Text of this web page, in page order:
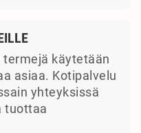
termejä käytetään
asiaa. Kotipalvelu
yhteyksissä
tuottaa